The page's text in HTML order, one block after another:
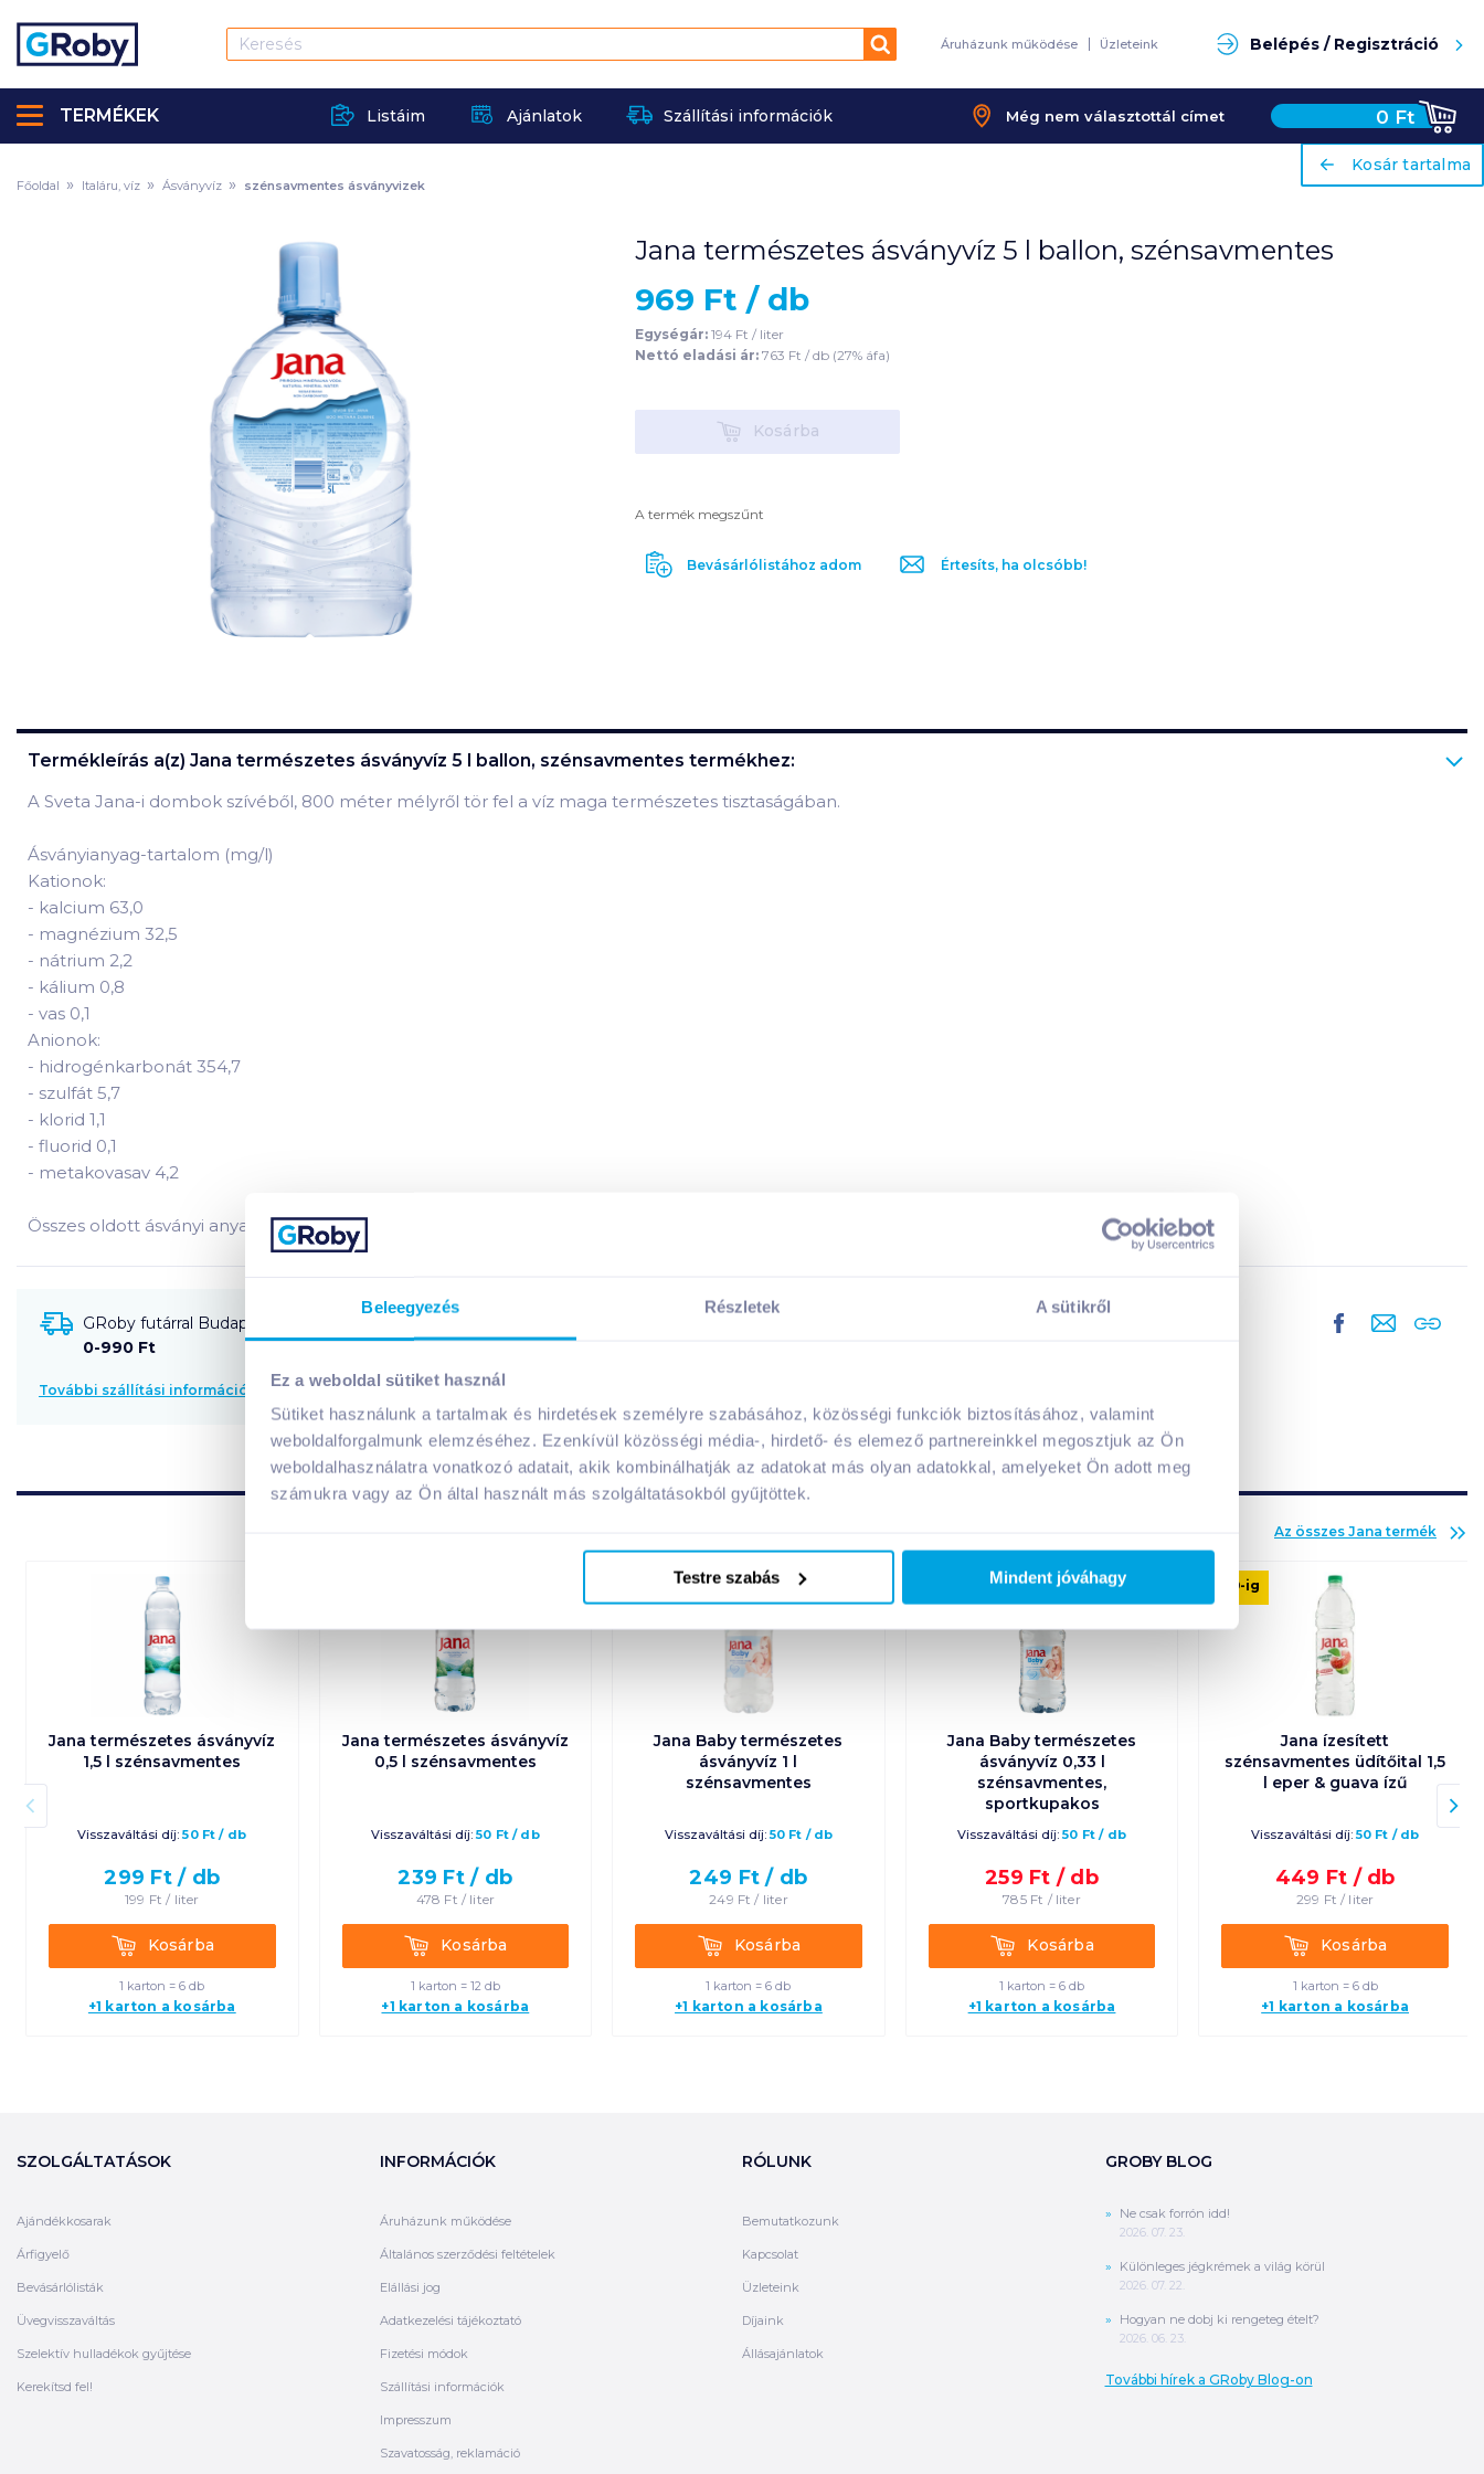
Beleegyezés Részletek A sütikről
Ez a weboldal sütiket használ
Sütiket használunk a tartalmak és hirdetések személyre szabásához, közösségi funkciók biztosításához, valamint
weboldalforgalmunk elemzéséhez. Ezenkívül közösségi média-, hirdető- és elemező partnereinkkel megosztjuk az Ön
weboldalhasználatra vonatkozó adatait, akik kombinálhatják az adatokat más olyan adatokkal, amelyeket Ön adott meg
számukra vagy az Ön által használt más szolgáltatásokból gyűjtöttek.
Testre szabás Mindent jóváhagy
Keresés Áruházunk működése Üzleteink Belépés / Regisztráció
Listáim Ajánlatok Szállítási információk Még nem választottál címet 0 Ft
TERMÉKEK
ariaLabel
Kosár tartalma
Főoldal Italáru, víz Ásványvíz szénsavmentes ásványvizek
Jana természetes ásványvíz 5 l ballon, szénsavmentes
969 Ft / db
Egységár: 194 Ft / liter
Nettó eladási ár: 763 Ft / db (27% áfa)
KosárbaKosárba
A termék megszűnt
Bevásárlólistához adom Értesíts, ha olcsóbb!
Termékleírás a(z) Jana természetes ásványvíz 5 l ballon, szénsavmentes termékhez:
A Sveta Jana-i dombok szívéből, 800 méter mélyről tör fel a víz maga természetes tisztaságában.
Ásványianyag-tartalom (mg/l)
Kationok:
- kalcium 63,0
- magnézium 32,5
- nátrium 2,2
- kálium 0,8
- vas 0,1
Anionok:
- hidrogénkarbonát 354,7
- szulfát 5,7
- klorid 1,1
- fluorid 0,1
- metakovasav 4,2
Összes oldott ásványi anyag: 464,4 mg/l.
GRoby futárral Budapestre és környékére szállítható
0-990 Ft
További szállítási információk
A márka további termékei
Az összes Jana termék
Jana természetes ásványvíz
1,5 l szénsavmentes
Visszaváltási díj: 50Ft / db
299 Ft / db
199 Ft / liter
KosárbaKosárba
1 karton = 6 db
+1 karton a kosárba
Jana természetes ásványvíz
0,5 l szénsavmentes
Visszaváltási díj: 50 Ft/ db
239 Ft / db
478 Ft / liter
KosárbaKosárba
1 karton = 12 db
+1 karton a kosárba
Jana Baby természetes
ásványvíz 1 l
szénsavmentes
Visszaváltási díj: 50Ft / db
249 Ft / db
249 Ft / liter
KosárbaKosárba
1 karton = 6 db
+1 karton a kosárba
Jana Baby természetes
ásványvíz 0,33 l
szénsavmentes,
sportkupakos
Visszaváltási díj: 50 Ft / db
259 Ft / db
785Ft / liter
KosárbaKosárba
1 karton = 6 db
+1 karton a kosárba
Jana ízesített
szénsavmentes üdítőital 1,5
l eper & guava ízű
Visszaváltási díj: 50 Ft / db
449 Ft / db
299 Ft / liter
KosárbaKosárba
1 karton = 6 db
+1 karton a kosárba
08. 19-ig
SZOLGÁLTATÁSOK
Ajándékkosarak
Árfigyelő
Bevásárlólisták
Üvegvisszaváltás
Szelektív hulladékok gyűjtése
Kerekítsd fel!
INFORMÁCIÓK
Áruházunk működése
Általános szerződési feltételek
Elállási jog
Adatkezelési tájékoztató
Fizetési módok
Szállítási információk
Impresszum
Szavatosság, reklamáció
RÓLUNK
Bemutatkozunk
Kapcsolat
Üzleteink
Díjaink
Állásajánlatok
GROBY BLOG
Ne csak forrón idd!
2026. 07. 23.
Különleges jégkrémek a világ körül
2026. 07. 22.
Hogyan ne dobj ki rengeteg ételt?
2026. 06. 23.
További hírek a GRoby Blog-on